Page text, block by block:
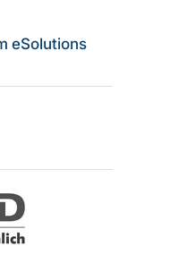
eSolutions